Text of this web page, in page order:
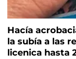
Hacía
la subía a las
licenica hasta